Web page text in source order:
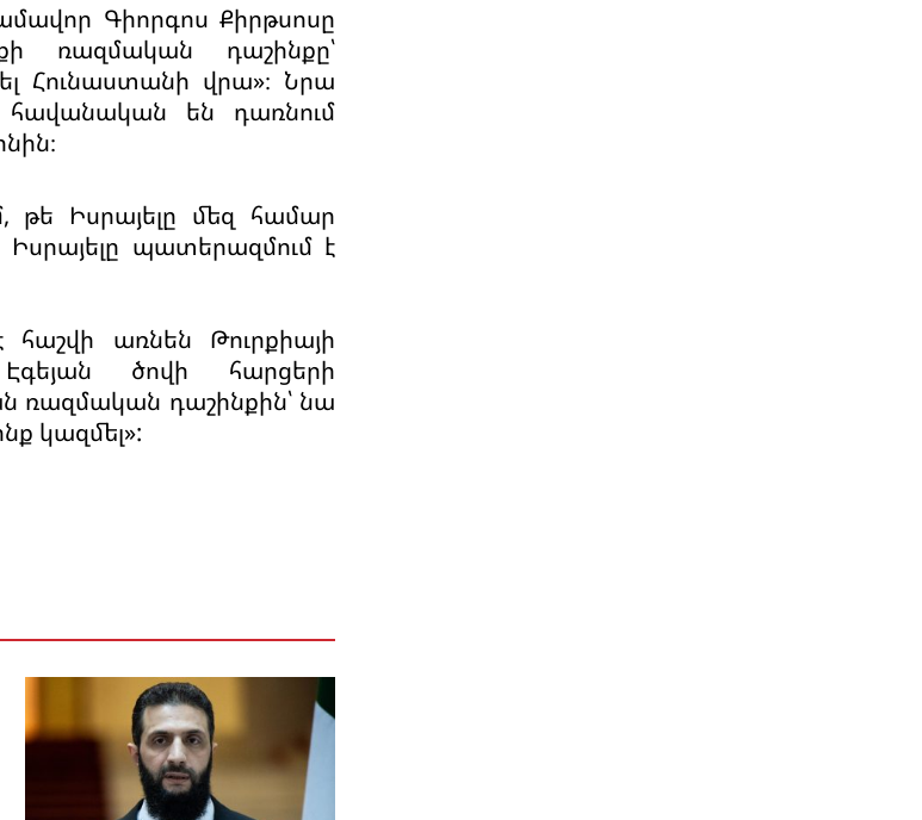
Գիորգոս Քիրթսոսը
ռազմական դաշինքը՝
Հունաստանի վրա»։ Նրա
հավանական են դառնում
թե Իսրայելը մեզ համար
Իսրայելը պատերազմում է
առնեն Թուրքիայի
ծովի հարցերի
ռազմական դաշինքին՝ նա
կազմել»: